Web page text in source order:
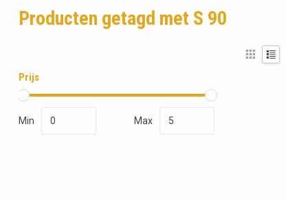
Producten getagd met S 90
Prijs
Min Max